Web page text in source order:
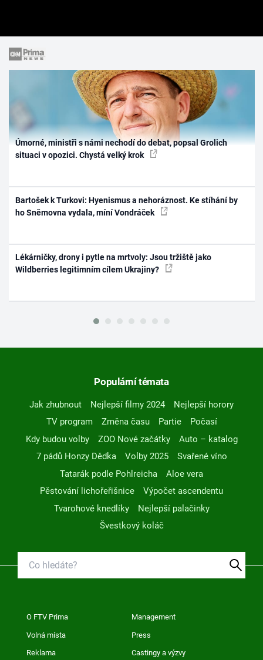
Úmorné, ministři s námi nechodí do debat, popsal Grolich
situaci v opozici. Chystá velký krok
Bartošek k Turkovi: Hyenismus a nehoráznost. Ke stíhání by
ho Sněmovna vydala, míní Vondráček
Lékárničky, drony i pytle na mrtvoly: Jsou tržiště jako
Wildberries legitimním cílem Ukrajiny?
Populární témata
Jak zhubnout Nejlepší filmy 2024
Nejlepší horory
TV program
Změna času Partie
Počasí
Kdy budou volby
ZOO Nové začátky
Auto – katalog
7 pádů Honzy Dědka
Volby 2025
Svařené víno
Tatarák podle Pohlreicha
Aloe vera
Pěstování lichořeřišnice
Výpočet ascendentu
Tvarohové knedlíky
Nejlepší palačinky
Švestkový koláč
O FTV Prima Management
Volná místa Press
Reklama Castingy a výzvy